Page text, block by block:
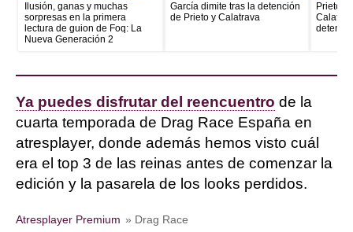
Ilusión, ganas y muchas
sorpresas en la primera
lectura de guion de Foq: La
Nueva Generación 2
García dimite tras la detención
de Prieto y Calatrava
Prieto
Ya puedes disfrutar del reencuentro de la
cuarta temporada de Drag Race España en
atresplayer, donde además hemos visto cuál
era el top 3 de las reinas antes de comenzar la
edición y la pasarela de los looks perdidos.
Atresplayer Premium » Drag Race